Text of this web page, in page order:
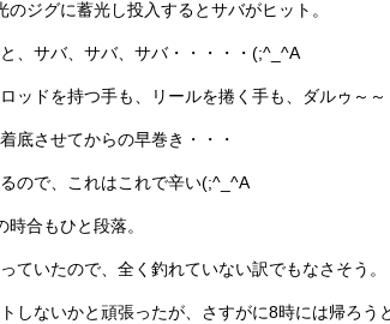
ジグに蓄光し投入するとサバがヒット。
、サバ、サバ、サバ・・・・・(;^_^A
ッドを持つ手も、リールを捲く手も、ダルゥ～～
底させてからの早巻き・・・
ので、これはこれで辛い(;^_^A
合もひと段落。
ていたので、全く釣れていない訳でもなさそう。
しないかと頑張ったが、さすがに8時には帰ろう